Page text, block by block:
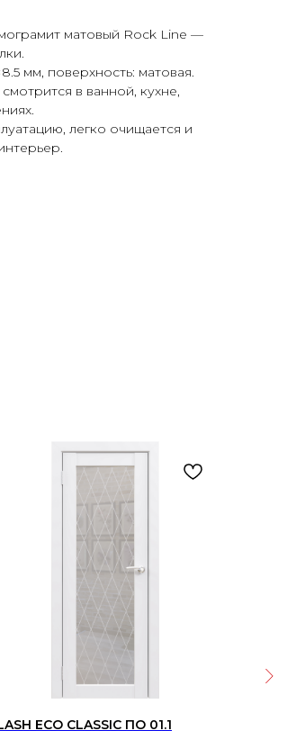
матовый Rock Line —
мм, поверхность: матовая.
в ванной, кухне,
легко очищается и
ECO CLASSIC ПО 01.1